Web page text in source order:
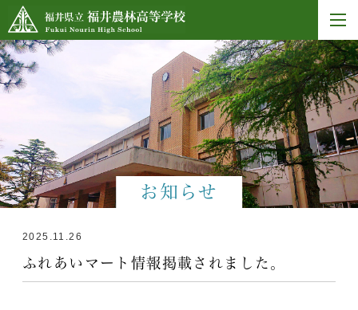
お知らせ
2025.11.26
ふれあいマート情報掲載されました。